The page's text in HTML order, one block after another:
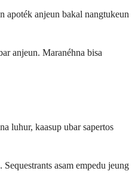
apoték anjeun bakal nangtukeun
anjeun. Maranéhna bisa
luhur, kaasup ubar sapertos
asam empedu jeung